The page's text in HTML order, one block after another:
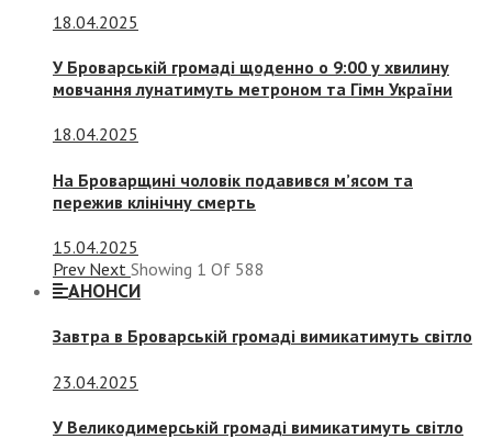
18.04.2025
У Броварській громаді щоденно о 9:00 у хвилину
мовчання лунатимуть метроном та Гімн України
18.04.2025
На Броварщині чоловік подавився м’ясом та
пережив клінічну смерть
15.04.2025
Prev Next Showing 1 Of 588
АНОНСИ
Завтра в Броварській громаді вимикатимуть світло
23.04.2025
У Великодимерській громаді вимикатимуть світло